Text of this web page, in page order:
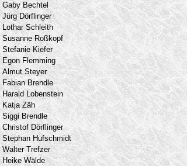
Gaby Bechtel
Jürg Dörflinger
Lothar Schleith
Susanne Roßkopf
Stefanie Kiefer
Egon Flemming
Almut Steyer
Fabian Brendle
Harald Lobenstein
Katja Zäh
Siggi Brendle
Christof Dörflinger
Stephan Hufschmidt
Walter Trefzer
Heike Wälde